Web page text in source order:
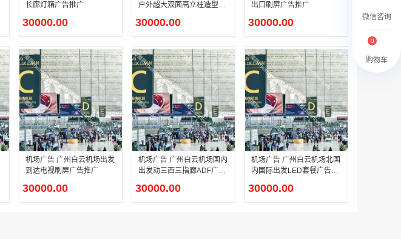
长廊灯箱广告推广
30000.00
户外超大双面高立柱造型广
30000.00
出口刷屏广告推广
30000.00
机场广告 广州白云机场出发
到达电视刷屏广告推广
30000.00
机场广告 广州白云机场国内
出发动三西三指廊ADF广告
30000.00
机场广告 广州白云机场北国
内国际出发LED套餐广告推
30000.00
微信咨询
购物车
0